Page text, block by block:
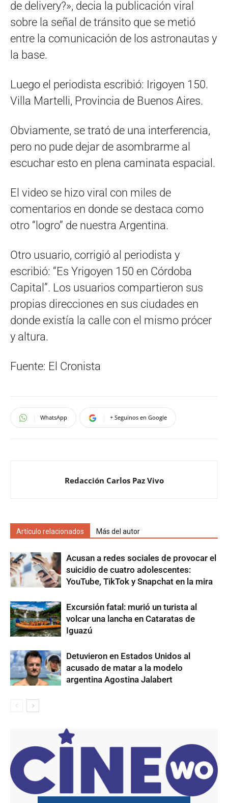
de delivery?», decia la publicación viral
sobre la señal de tránsito que se metió
entre la comunicación de los astronautas y
la base.
Luego el periodista escribió: Irigoyen 150.
Villa Martelli, Provincia de Buenos Aires.
Obviamente, se trató de una interferencia,
pero no pude dejar de asombrarme al
escuchar esto en plena caminata espacial.
El video se hizo viral con miles de
comentarios en donde se destaca como
otro “logro” de nuestra Argentina.
Otro usuario, corrigió al periodista y
escribió: “Es Yrigoyen 150 en Córdoba
Capital”. Los usuarios compartieron sus
propias direcciones en sus ciudades en
donde existía la calle con el mismo prócer
y altura.
Fuente: El Cronista
WhatsApp + Seguinos en Google
Redacción Carlos Paz Vivo
Artículo relacionados Más del autor
Acusan a redes sociales de provocar el
suicidio de cuatro adolescentes:
YouTube, TikTok y Snapchat en la mira
Excursión fatal: murió un turista al
volcar una lancha en Cataratas de
Iguazú
Detuvieron en Estados Unidos al
acusado de matar a la modelo
argentina Agostina Jalabert